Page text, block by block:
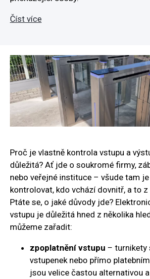
Číst více
Proč je vlastně kontrola vstupu a
důležitá? Ať jde o soukromé firmy,
nebo veřejné instituce – všude tam
kontrolovat, kdo vchází dovnitř, a to z
Ptáte se, o jaké důvody jde?
vstupu je důležitá hned z několika
můžeme zařadit:
zpoplatnění vstupu – turnikety
vstupenek nebo přímo
jsou velice častou alternativou